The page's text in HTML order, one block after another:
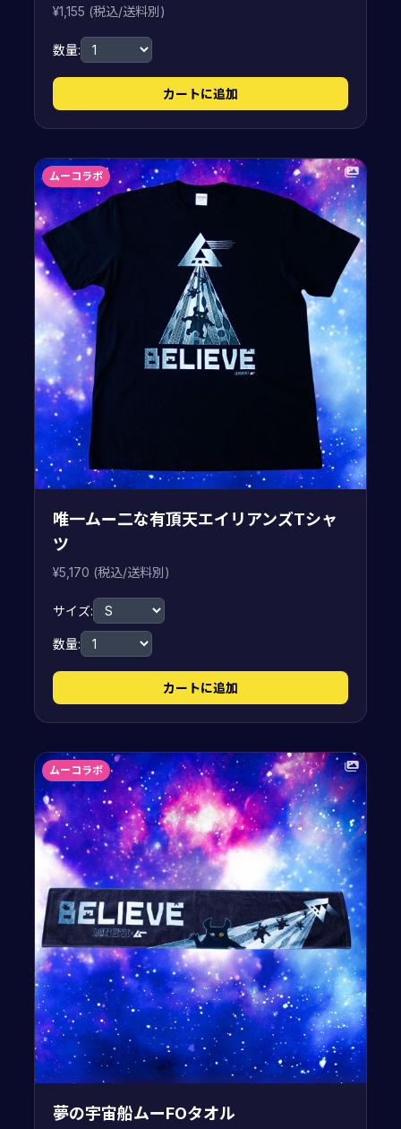
¥1,155 (税込/送料別)
数量:
カートに追加
ムーコラボ
唯一ムー二な有頂天エイリアンズTシャ
ツ
¥5,170 (税込/送料別)
サイズ:
数量:
カートに追加
ムーコラボ
夢の宇宙船ムーFOタオル